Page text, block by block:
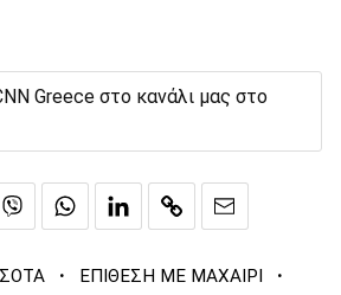
Greece στο κανάλι μας στο
· ΕΠΙΘΕΣΗ ΜΕ ΜΑΧΑΙΡΙ ·